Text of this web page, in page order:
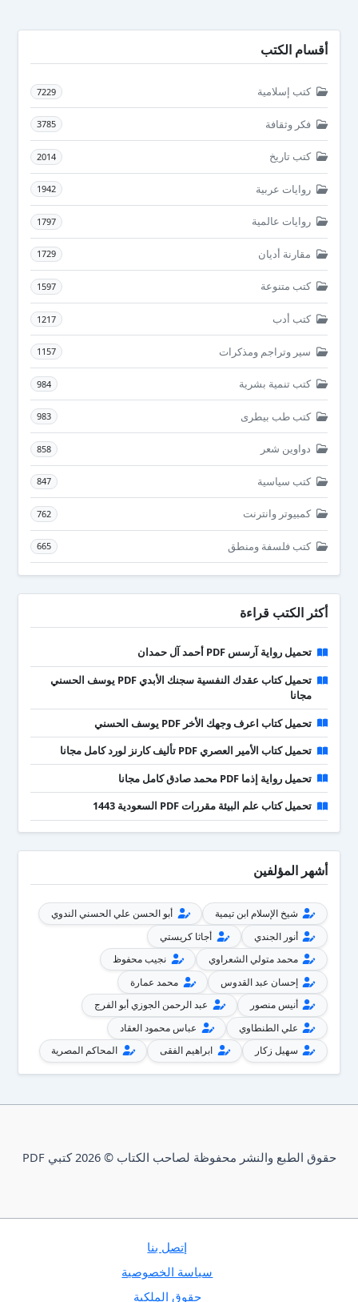
أقسام الكتب
كتب إسلامية 7229
فكر وثقافة 3785
كتب تاريخ 2014
روايات عربية 1942
روايات عالمية 1797
مقارنة أديان 1729
كتب متنوعة 1597
كتب أدب 1217
سير وتراجم ومذكرات 1157
كتب تنمية بشرية 984
كتب طب بيطرى 983
دواوين شعر 858
كتب سياسية 847
كمبيوتر وانترنت 762
كتب فلسفة ومنطق 665
أكثر الكتب قراءة
تحميل رواية آرسس PDF أحمد آل حمدان
تحميل كتاب عقدك النفسية سجنك الأبدي PDF يوسف الحسني
مجانا
تحميل كتاب اعرف وجهك الأخر PDF يوسف الحسني
تحميل كتاب الأمير العصري PDF تأليف كارنز لورد كامل مجانا
تحميل رواية إذما PDF محمد صادق كامل مجانا
تحميل كتاب علم البيئة مقررات PDF السعودية 1443
أشهر المؤلفين
شيخ الإسلام ابن تيمية
أبو الحسن علي الحسني الندوي
أنور الجندي
أجاثا كريستي
محمد متولي الشعراوي
نجيب محفوظ
إحسان عبد القدوس
محمد عمارة
أنيس منصور
عبد الرحمن الجوزي أبو الفرج
علي الطنطاوي
عباس محمود العقاد
سهيل زكار
ابراهيم الفقى المحاكم المصرية
حقوق الطبع والنشر محفوظة لصاحب الكتاب © 2026 كتبي PDF
إتصل بنا
سياسة الخصوصية
حقوق الملكية